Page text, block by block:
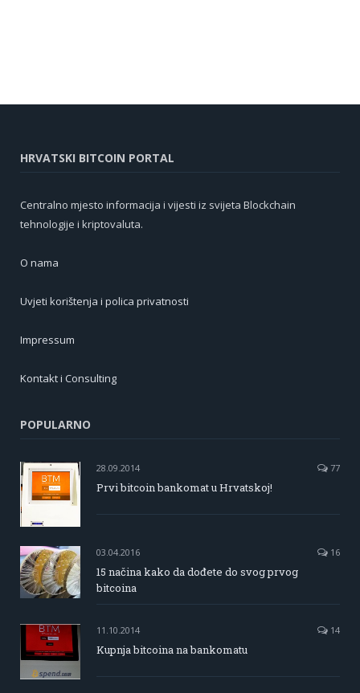
HRVATSKI BITCOIN PORTAL
Centralno mjesto informacija i vijesti iz svijeta Blockchain
tehnologije i kriptovaluta.
O nama
Uvjeti korištenja i polica privatnosti
Impressum
Kontakt i Consulting
POPULARNO
28.09.2014 77
Prvi bitcoin bankomat u Hrvatskoj!
03.04.2016 16
15 načina kako da dođete do svog prvog
bitcoina
11.10.2014 14
Kupnja bitcoina na bankomatu